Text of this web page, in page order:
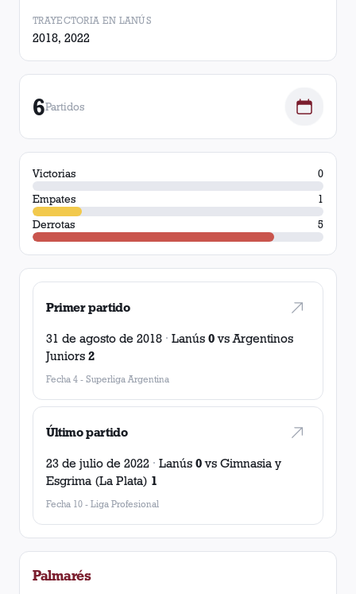
TRAYECTORIA EN LANÚS
2018, 2022
6Partidos
Victorias
0
Empates
1
Derrotas
5
Primer partido
31 de agosto de 2018 · Lanús 0vs Argentinos
Juniors 2
Fecha 4 - Superliga Argentina
Último partido
23 de julio de 2022 · Lanús 0vs Gimnasia y
Esgrima (La Plata) 1
Fecha 10 - Liga Profesional
Palmarés